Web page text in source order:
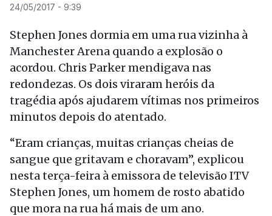
24/05/2017 - 9:39
Stephen Jones dormia em uma rua vizinha à
Manchester Arena quando a explosão o
acordou. Chris Parker mendigava nas
redondezas. Os dois viraram heróis da
tragédia após ajudarem vítimas nos primeiros
minutos depois do atentado.
“Eram crianças, muitas crianças cheias de
sangue que gritavam e choravam”, explicou
nesta terça-feira à emissora de televisão ITV
Stephen Jones, um homem de rosto abatido
que mora na rua há mais de um ano.